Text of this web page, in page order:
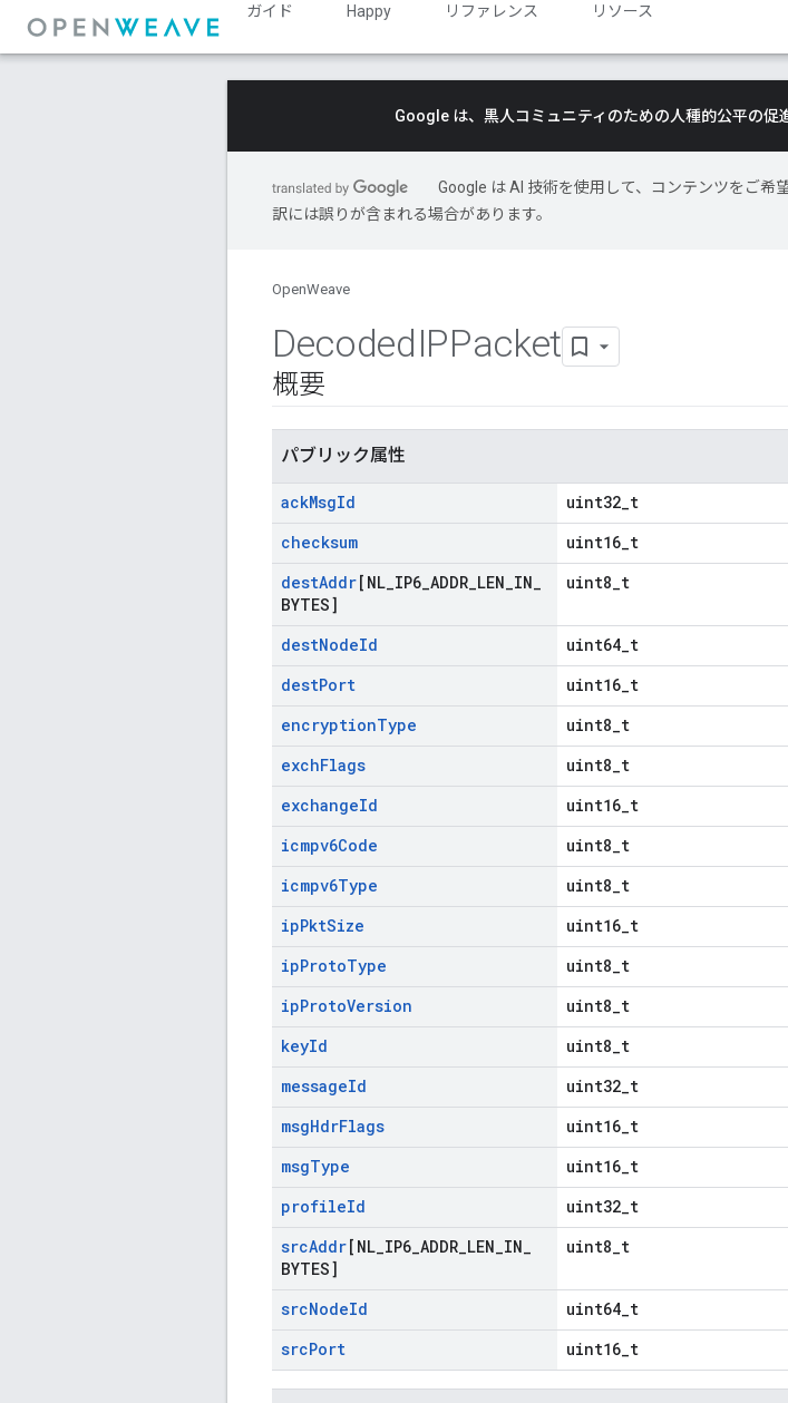
ガイド Happy リファレンス
リソース
Google は、黒人コミュニティのための人種的公平の促
Google は AI 技術を使用して、コンテンツをご希
訳には誤りが含まれる場合があります。
OpenWeave
DecodedIPPacket
概要
パブリック属性
ackMsgId
uint32_t
checksum
uint16_t
destAddr[NL IP6 ADDR LEN IN
BYTES]
uint8_t
destNodeId
uint64_t
destPort
uint16_t
encryptionType
uint8_t
exchFlags
uint8_t
exchangeId
uint16_t
icmpv6Code
uint8_t
icmpv6Type
uint8_t
ipPktSize
uint16_t
ipProtoType
uint8_t
ipProtoVersion
uint8_t
keyId
uint8_t
messageId
uint32_t
msgHdrFlags
uint16_t
msgType
uint16_t
profileId
uint32_t
srcAddr[NL IP6 ADDR LEN IN
BYTES]
uint8_t
srcNodeId
uint64_t
srcPort uint16_t